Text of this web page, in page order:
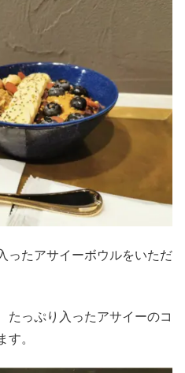
ったアサイーボウルをいただ
たっぷり入ったアサイーのコ
す。